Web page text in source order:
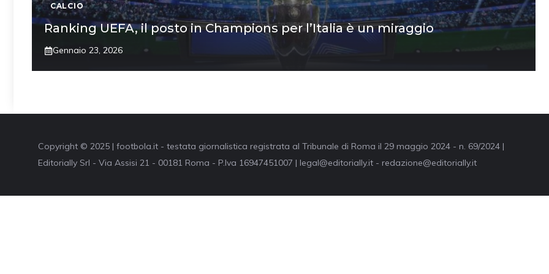
CALCIO
Ranking UEFA, il posto in Champions per l’Italia è un miraggio
Gennaio 23, 2026
Copyright © 2025 | footbola.it - testata giornalistica registrata al Tribunale di Roma il 29 maggio 2024 - n. 69/2024 |
Editorially Srl - Via Assisi 21 - 00181 Roma - P.Iva 16947451007 | legal@editorially.it - redazione@editorially.it